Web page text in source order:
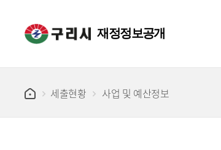
재정정보공개
세출현황 사업 및 예산정보